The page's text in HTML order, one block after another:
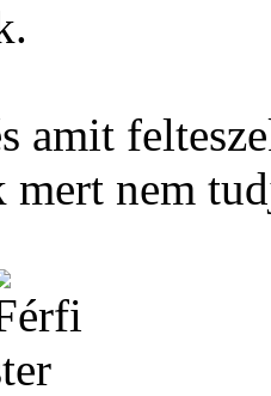
amit
mert nem